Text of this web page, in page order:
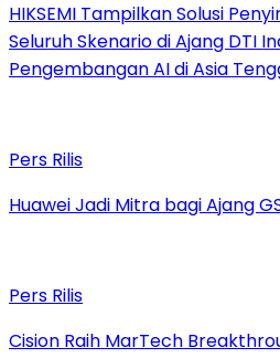
HIKSEMI Tampilkan Solusi
Seluruh Skenario di Ajang DTI
Pengembangan AI di Asia
Pers Rilis
Huawei Jadi Mitra bagi Ajang
Pers Rilis
Cision Raih MarTech